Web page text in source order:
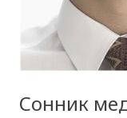
Сонник